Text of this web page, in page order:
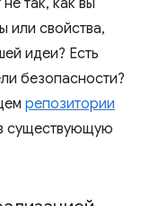
так, как вы
или свойства,
идеи? Есть
безопасности?
репозитории
существующую